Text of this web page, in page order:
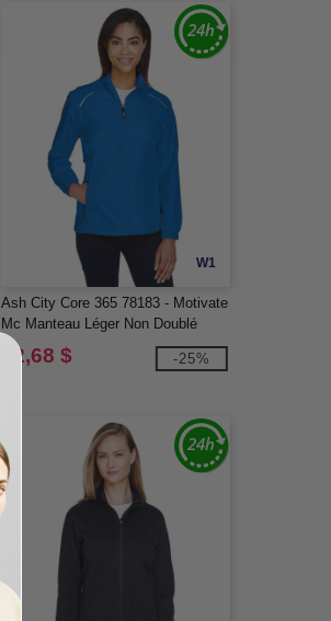
W1
Ash City Core 365 78183 - Motivate
Mc Manteau Léger Non Doublé
22,68 $ -25%